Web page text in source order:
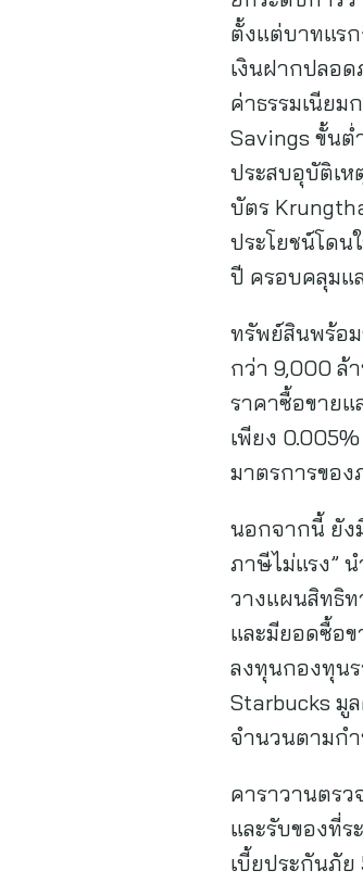
ตั้งแต่บาทแร
เงินฝากปลอด
ค่าธรรมเนีย
Savings ขั้นต่
ประสบอุบัติเห
บัตร
ประโยชน์โดน
ปี ครอบคลุมแ
ทรัพย์สินพร้อม
กว่า 9,000 ล้
ราคาซื้อขายแ
เพียง
มาตรการขอ
นอกจากนี้ ยัง
ภาษีไม่แรง”
วางแผนสิทธิ
และมียอดซื้อข
ลงทุนกองทุน
Starbucks มู
จำนวนตามกำ
คาราวานตร
และรับของที่
เบี้ยประกันภั